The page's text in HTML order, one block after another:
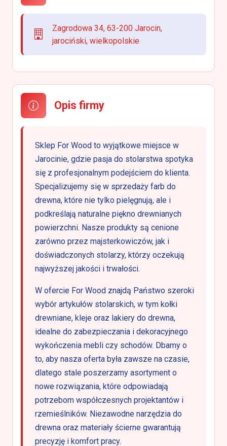
Zagrodowa 34, 63-200 Jarocin,
jarociński, wielkopolskie
Opis firmy
Sklep For Wood to wyjątkowe miejsce w
Jarocinie, gdzie pasja do stolarstwa spotyka
się z profesjonalnym podejściem do klienta.
Specjalizujemy się w sprzedaży farb do
drewna, które nie tylko pielęgnują, ale i
podkreślają naturalne piękno drewnianych
powierzchni. Nasze produkty są cenione
zarówno przez majsterkowiczów, jak i
doświadczonych stolarzy, którzy oczekują
najwyższej jakości i trwałości.
W ofercie For Wood znajdą Państwo szeroki
wybór artykułów stolarskich, w tym kołki
drewniane, kleje oraz lakiery do drewna,
idealne do zabezpieczania i dekoracyjnego
wykończenia mebli czy schodów. Dbamy o
to, aby nasza oferta była zawsze na czasie,
dlatego stale poszerzamy asortyment o
nowe rozwiązania, które odpowiadają
potrzebom współczesnych projektantów i
rzemieślników. Niezawodne narzędzia do
drewna oraz materiały ścierne gwarantują
precyzję i komfort pracy.